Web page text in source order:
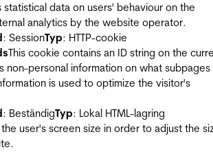
statistical data on users' behaviour on the
analytics by the website operator.
: SessionTyp: HTTP-cookie
This cookie contains an ID string on the
non-personal information on what
is used to optimize the visitor's
: BeständigTyp: Lokal HTML-lagring
user's screen size in order to adjust the